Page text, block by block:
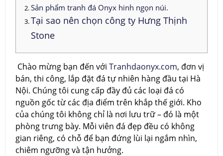
Sản phẩm tranh đá Onyx hinh ngọn núi.
Tại sao nên chọn công ty Hưng Thịnh
Stone
Chào mừng bạn đến với Tranhdaonyx.com, đơn vị
bán, thi công, lắp đặt đá tự nhiên hàng đầu tại Hà
Nội. Chúng tôi cung cấp đầy đủ các loại đá có
nguồn gốc từ các địa điểm trên khắp thế giới. Kho
của chúng tôi không chỉ là nơi lưu trữ – đó là một
phòng trưng bày. Mỗi viên đá đẹp đều có không
gian riêng, có chỗ để bạn đứng lùi lại ngắm nhìn,
chiêm ngưỡng và tận hưởng.